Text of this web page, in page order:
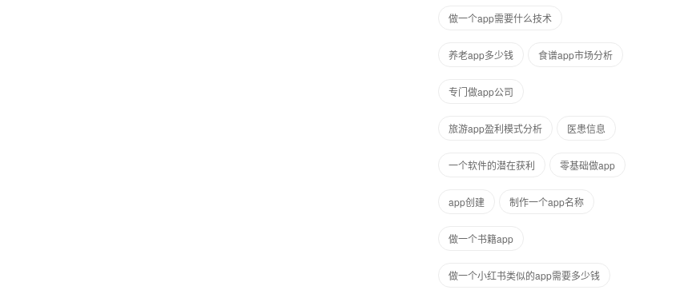
做一个app需要什么技术
养老app多少钱 食谱app市场分析
专门做app公司
旅游app盈利模式分析 医患信息
一个软件的潜在获利 零基础做app
app创建 制作一个app名称
做一个书籍app
做一个小红书类似的app需要多少钱